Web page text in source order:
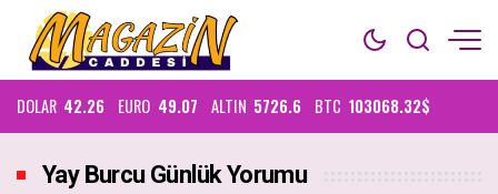
DOLAR 42.26 EURO 49.07 ALTIN 5726.6 BTC 103068.32$
Yay Burcu Günlük Yorumu